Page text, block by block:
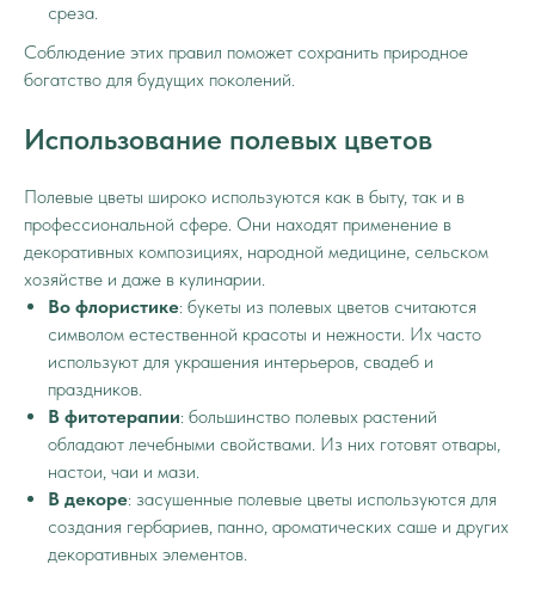
среза.
Соблюдение этих правил поможет сохранить природное
богатство для будущих поколений.
Использование полевых цветов
Полевые цветы широко используются как в быту, так и в
профессиональной сфере. Они находят применение в
декоративных композициях, народной медицине, сельском
хозяйстве и даже в кулинарии.
Во флористике: букеты из полевых цветов считаются
символом естественной красоты и нежности. Их часто
используют для украшения интерьеров, свадеб и
праздников.
В фитотерапии: большинство полевых растений
обладают лечебными свойствами. Из них готовят отвары,
настои, чаи и мази.
В декоре: засушенные полевые цветы используются для
создания гербариев, панно, ароматических саше и других
декоративных элементов.